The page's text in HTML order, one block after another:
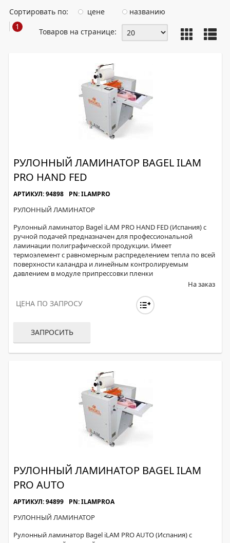
Сортировать по: цене
названию
1
Товаров на странице:
РУЛОННЫЙ ЛАМИНАТОР BAGEL ILAM
PRO HAND FED
АРТИКУЛ: 94898 PN: ILAMPRO
РУЛОННЫЙ ЛАМИНАТОР
Рулонный ламинатор Bagel iLAM PRO HAND FED (Испания) с
ручной подачей предназначен для профессиональной
ламинации полиграфической продукции. Имеет
термоэлемент c равномерным распределением тепла по всей
поверхности каландра и линейным контролируемым
давлением в модуле припрессовки пленки
На заказ
ЦЕНА ПО ЗАПРОСУ
ЗАПРОСИТЬ
РУЛОННЫЙ ЛАМИНАТОР BAGEL ILAM
PRO AUTO
АРТИКУЛ: 94899 PN: ILAMPROA
РУЛОННЫЙ ЛАМИНАТОР
Рулонный ламинатор Bagel iLAM PRO AUTO (Испания) с